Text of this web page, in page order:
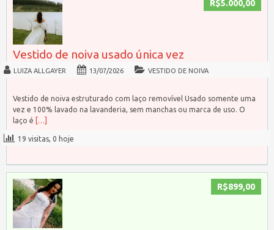
R$5.000,00
Vestido de noiva usado única vez
LUIZA ALLGAYER 13/07/2026 VESTIDO DE NOIVA
Vestido de noiva estruturado com laço removível Usado somente uma
vez e 100% lavado na lavanderia, sem manchas ou marca de uso. O
laço é […]
19 visitas, 0 hoje
R$899,00